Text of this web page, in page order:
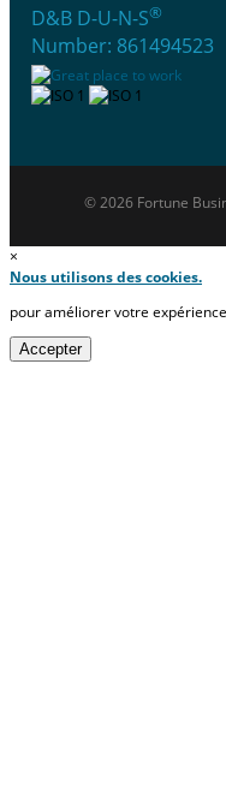
D&B D-U-N-S®
Number: 861494523
© 2026 Fortune
×
Nous utilisons des cookies.
pour améliorer votre
Accepter